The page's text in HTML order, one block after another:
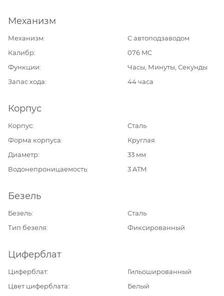
Механизм
Механизм
С автоподзаводом
Калибр
076 MC
Функции
Часы, Минуты, Секунды
Запас хода
44 часа
Корпус
Корпус
Сталь
Форма корпуса
Круглая
Диаметр
33 мм
Водонепроницаемость
3 ATM
Безель
Безель
Сталь
Тип безеля
Фиксированный
Циферблат
Циферблат
Гильошированный
Цвет циферблата
Белый